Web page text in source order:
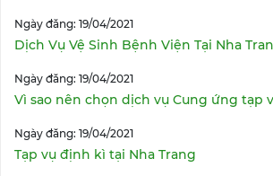
Ngày đăng: 19/04/2021
Dịch Vụ Vệ Sinh Bệnh Viện Tại Nha
Ngày đăng: 19/04/2021
Vì sao nên chọn dịch vụ Cung ứng tạp
Ngày đăng: 19/04/2021
Tạp vụ định kì tại Nha Trang